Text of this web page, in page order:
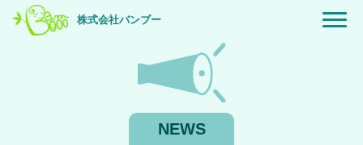
株式会社バンブー
NEWS